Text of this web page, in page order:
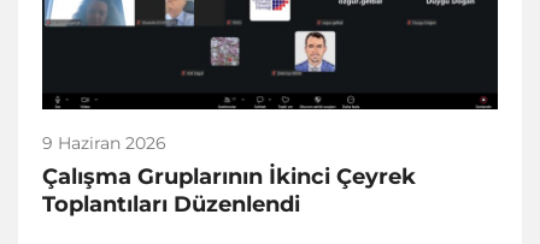
9 Haziran 2026
Çalışma Gruplarının İkinci Çeyrek
Toplantıları Düzenlendi